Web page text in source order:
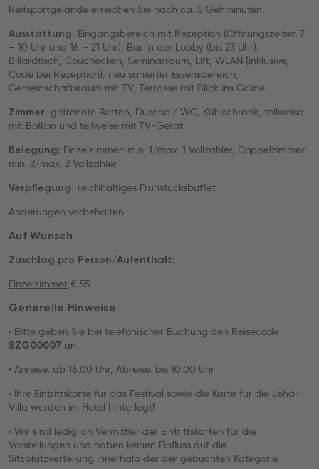
Reitsportgelände erreichen Sie nach ca. 5 Gehminuten.
Ausstattung: Eingangsbereich mit Rezeption (Öffnungszeiten 7
– 10 Uhr und 16 – 21 Uhr), Bar in der Lobby (bis 23 Uhr),
Billardtisch, Couchecken, Seminarraum, Lift, WLAN (inklusive,
Code bei Rezeption), neu sanierter Essensbereich,
Gemeinschaftsraum mit TV, Terrasse mit Blick ins Grüne
Zimmer: getrennte Betten, Dusche / WC, Kühlschrank, teilweise
mit Balkon und teilweise mit TV-Gerät
Belegung: Einzelzimmer: min. 1/max. 1 Vollzahler, Doppelzimmer:
min. 2/max. 2 Vollzahler
Verpflegung: reichhaltiges Frühstücksbuffet
Änderungen vorbehalten.
Auf Wunsch
Zuschlag pro Person/Aufenthalt:
Einzelzimmer € 55.-
Generelle Hinweise
• Bitte geben Sie bei telefonischer Buchung den Reisecode
SZG00007 an.
• Anreise: ab 16.00 Uhr, Abreise: bis 10.00 Uhr
• Ihre Eintrittskarte für das Festival sowie die Karte für die Lehár
Villa werden im Hotel hinterlegt!
• Wir sind lediglich Vermittler der Eintrittskarten für die
Vorstellungen und haben keinen Einfluss auf die
Sitzplatzverteilung innerhalb der der gebuchten Kategorie.